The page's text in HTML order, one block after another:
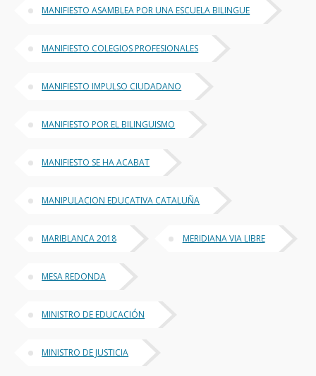
MANIFIESTO ASAMBLEA POR UNA ESCUELA BILINGUE
MANIFIESTO COLEGIOS PROFESIONALES
MANIFIESTO IMPULSO CIUDADANO
MANIFIESTO POR EL BILINGUISMO
MANIFIESTO SE HA ACABAT
MANIPULACION EDUCATIVA CATALUÑA
MARIBLANCA 2018 MERIDIANA VIA LIBRE
MESA REDONDA
MINISTRO DE EDUCACIÓN
MINISTRO DE JUSTICIA